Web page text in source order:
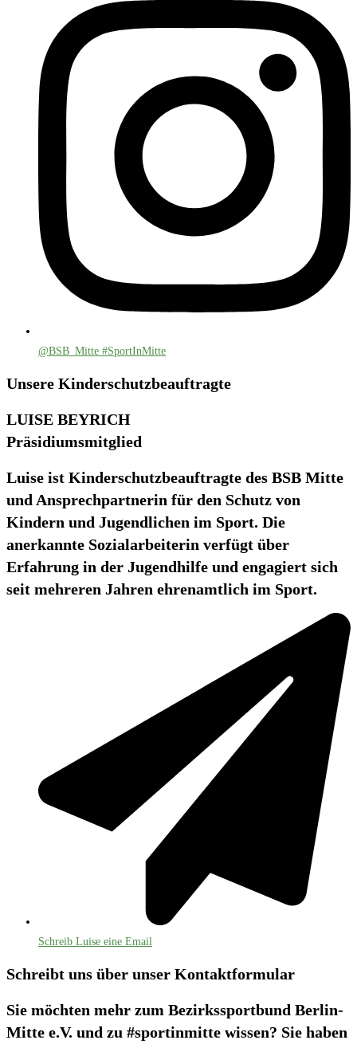
@BSB_Mitte #SportInMitte
Unsere Kinderschutzbeauftragte
LUISE BEYRICH
Präsidiumsmitglied
Luise ist Kinderschutzbeauftragte des BSB Mitte
und Ansprechpartnerin für den Schutz von
Kindern und Jugendlichen im Sport. Die
anerkannte Sozialarbeiterin verfügt über
Erfahrung in der Jugendhilfe und engagiert sich
seit mehreren Jahren ehrenamtlich im Sport.
Schreib Luise eine Email
Schreibt uns über unser Kontaktformular
Sie möchten mehr zum Bezirkssportbund Berlin-
Mitte e.V. und zu #sportinmitte wissen? Sie haben